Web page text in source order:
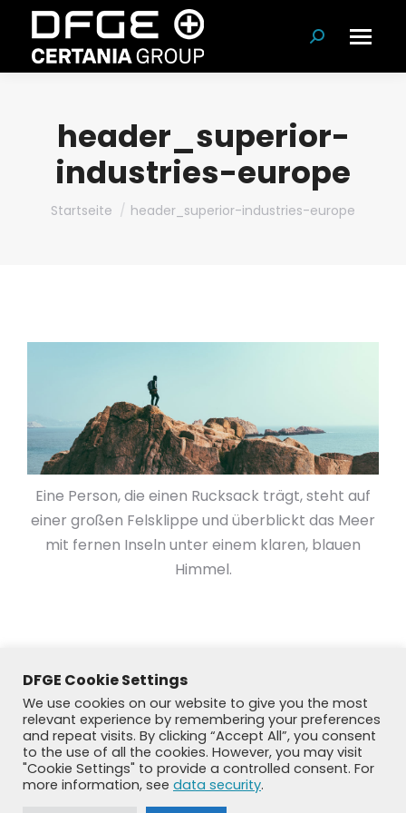
Suchen:
header_superior-
industries-europe
Du bist hier:
Startseite header_superior-industries-europe
Eine Person, die einen Rucksack trägt, steht auf
einer großen Felsklippe und überblickt das Meer
mit fernen Inseln unter einem klaren, blauen
Himmel.
DFGE Cookie Settings
We use cookies on our website to give you the most
relevant experience by remembering your preferences
and repeat visits. By clicking “Accept All”, you consent
to the use of all the cookies. However, you may visit
"Cookie Settings" to provide a controlled consent. For
more information, see data security.